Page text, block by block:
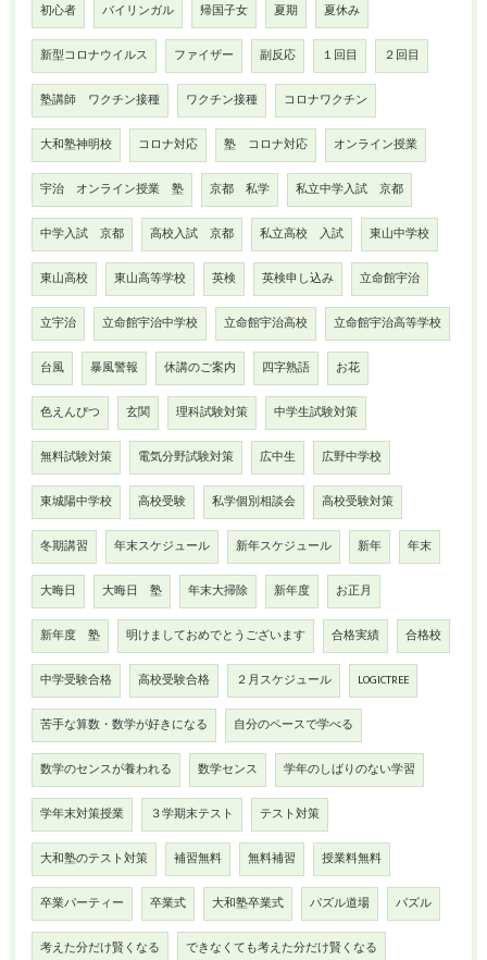
初心者 バイリンガル 帰国子女 夏期 夏休み
新型コロナウイルス ファイザー 副反応 １回目 ２回目
塾講師 ワクチン接種 ワクチン接種 コロナワクチン
大和塾神明校 コロナ対応 塾 コロナ対応 オンライン授業
宇治 オンライン授業 塾 京都 私学 私立中学入試 京都
中学入試 京都 高校入試 京都 私立高校 入試 東山中学校
東山高校 東山高等学校 英検 英検申し込み 立命館宇治
立宇治 立命館宇治中学校 立命館宇治高校 立命館宇治高等学校
台風 暴風警報 休講のご案内 四字熟語 お花
色えんぴつ 玄関 理科試験対策 中学生試験対策
無料試験対策 電気分野試験対策 広中生 広野中学校
東城陽中学校 高校受験 私学個別相談会 高校受験対策
冬期講習 年末スケジュール 新年スケジュール 新年 年末
大晦日 大晦日 塾 年末大掃除 新年度 お正月
新年度 塾 明けましておめでとうございます 合格実績 合格校
中学受験合格 高校受験合格 ２月スケジュール LOGICTREE
苦手な算数・数学が好きになる 自分のペースで学べる
数学のセンスが養われる 数学センス 学年のしばりのない学習
学年末対策授業 ３学期末テスト テスト対策
大和塾のテスト対策 補習無料 無料補習 授業料無料
卒業パーティー 卒業式 大和塾卒業式 パズル道場 パズル
考えた分だけ賢くなる できなくても考えた分だけ賢くなる